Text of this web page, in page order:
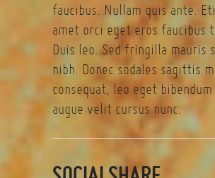
faucibus. Nullam quis ante.
amet orci eget eros faucibus
Duis leo. Sed fringilla mauris
nibh. Donec sodales sagittis
consequat, leo eget bibendum
augue velit cursus nunc.